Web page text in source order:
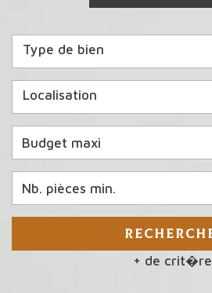
Type de bien
Localisation
+ de